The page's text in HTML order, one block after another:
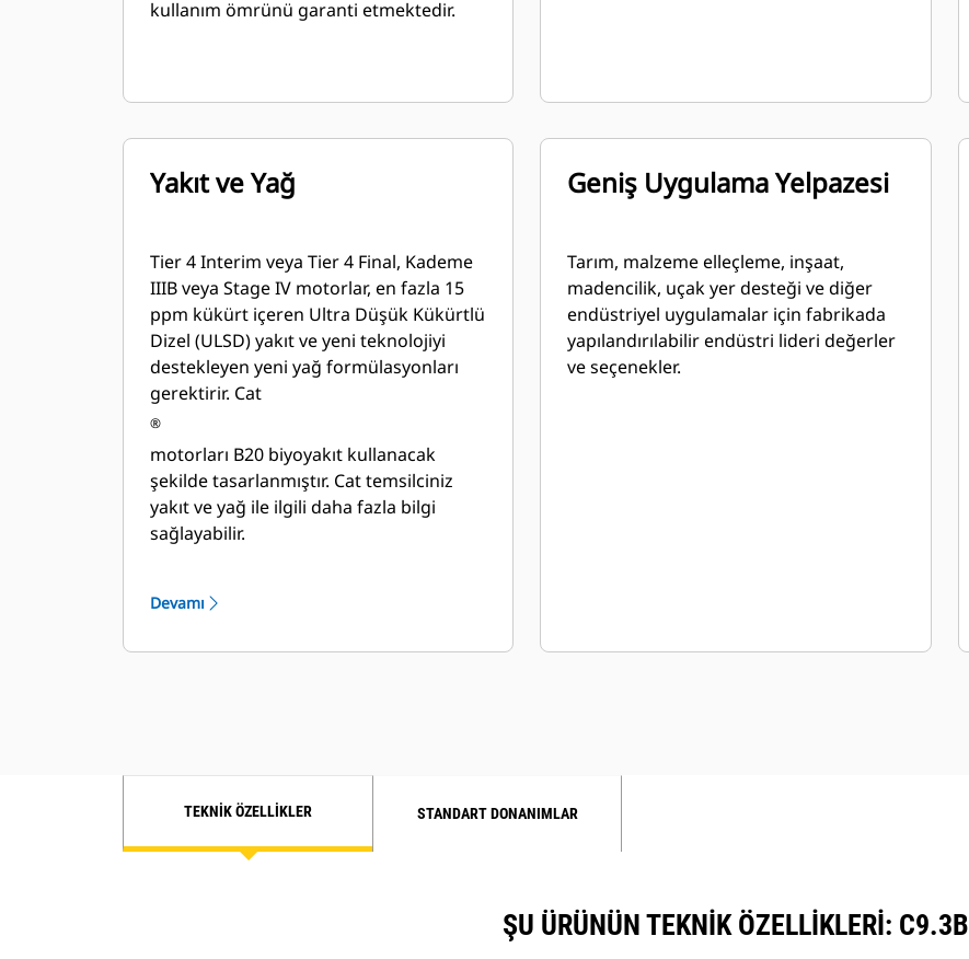
kullanım ömrünü garanti etmektedir.
Yakıt ve Yağ
Tier 4 Interim veya Tier 4 Final, Kademe
IIIB veya Stage IV motorlar, en fazla 15
ppm kükürt içeren Ultra Düşük Kükürtlü
Dizel (ULSD) yakıt ve yeni teknolojiyi
destekleyen yeni yağ formülasyonları
gerektirir. Cat
®
motorları B20 biyoyakıt kullanacak
şekilde tasarlanmıştır. Cat temsilciniz
yakıt ve yağ ile ilgili daha fazla bilgi
sağlayabilir.
Devamı
Geniş Uygulama Yelpazesi
Tarım, malzeme elleçleme, inşaat,
madencilik, uçak yer desteği ve diğer
endüstriyel uygulamalar için fabrikada
yapılandırılabilir endüstri lideri değerler
ve seçenekler.
TEKNIK ÖZELLIKLER STANDART DONANIMLAR
ŞU ÜRÜNÜN TEKNIK ÖZELLIKLERI: C9.3B